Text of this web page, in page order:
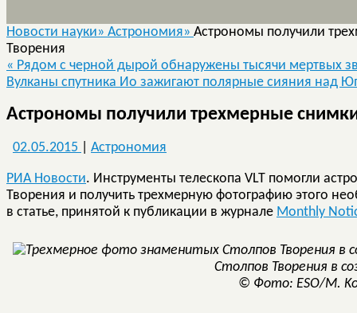
Новости науки» Астрономия» Астрономы получили
Творения
« Рядом с черной дырой обнаружены тысячи мертвых
Вулканы спутника Ио зажигают полярные сияния над
Астрономы получили трехмерные
02.05.2015 Астрономия
РИА Новости. Инструменты телескопа VLT помогли
Творения и получить трехмерную фотографию этого
в статье, принятой к публикации в журнале Monthly
Столпов Творения в
© Фото: ESO/M.